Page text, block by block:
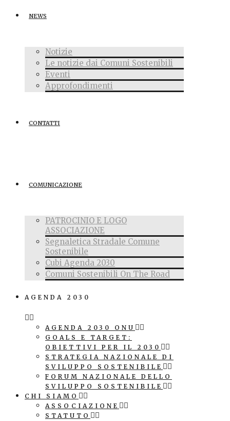
NEWS
Notizie
Le notizie dai Comuni Sostenibili
Eventi
Approfondimenti
CONTATTI
COMUNICAZIONE
PATROCINIO E LOGO
ASSOCIAZIONE
Segnaletica Stradale Comune
Sostenibile
Cubi Agenda 2030
Comuni Sostenibili On The Road
AGENDA 2030
AGENDA 2030 ONU
GOALS E TARGET:
OBIETTIVI PER IL 2030
STRATEGIA NAZIONALE DI
SVILUPPO SOSTENIBILE
FORUM NAZIONALE DELLO
SVILUPPO SOSTENIBILE
CHI SIAMO
ASSOCIAZIONE
STATUTO